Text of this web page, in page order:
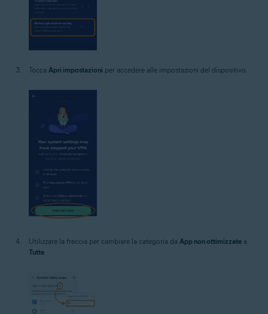
Tocca Apri impostazioni per accedere alle impostazioni del dispositivo.
Utilizzare la freccia per cambiare la categoria da App non ottimizzate a
Tutte